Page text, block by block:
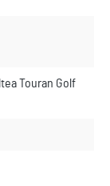
Touran Golf